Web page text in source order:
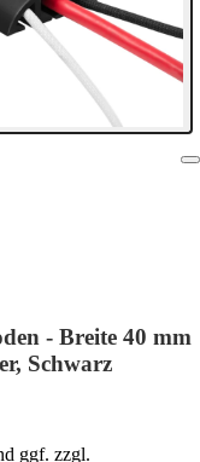
- Breite 40 mm
Schwarz
ggf. zzgl.